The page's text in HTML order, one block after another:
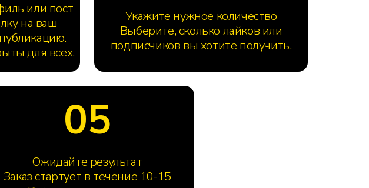
или пост
на ваш
для всех.
Укажите нужное количество
Выберите, сколько лайков или
подписчиков вы хотите получить.
05
Ожидайте результат
Заказ стартует в течение 10-15